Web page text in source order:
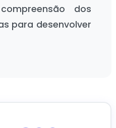
dos
para desenvolver